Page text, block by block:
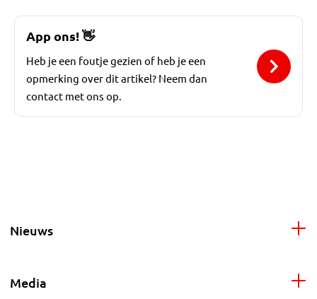
App ons!👋
Heb je een foutje gezien of heb je een
opmerking over dit artikel? Neem dan
contact met ons op.
Nieuws
Media